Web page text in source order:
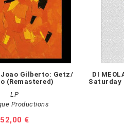
Gilberto: Getz/
(Remastered)
LP
Productions
Prezzo
52,00 €
DI
Saturday